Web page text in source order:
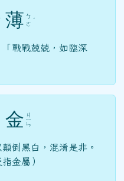
薄 ㄅ
ㄛ ˊ
戰戰兢兢，如臨深
金 ㄐ
ㄧ
ㄣ
倒黑白，混淆是非。
金屬）